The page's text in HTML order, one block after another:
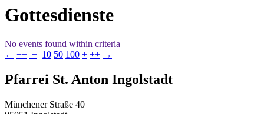
Gottesdienste
No events found within criteria
← −− − 10 50 100 + ++ →
Pfarrei St. Anton Ingolstadt
Münchener Straße 40